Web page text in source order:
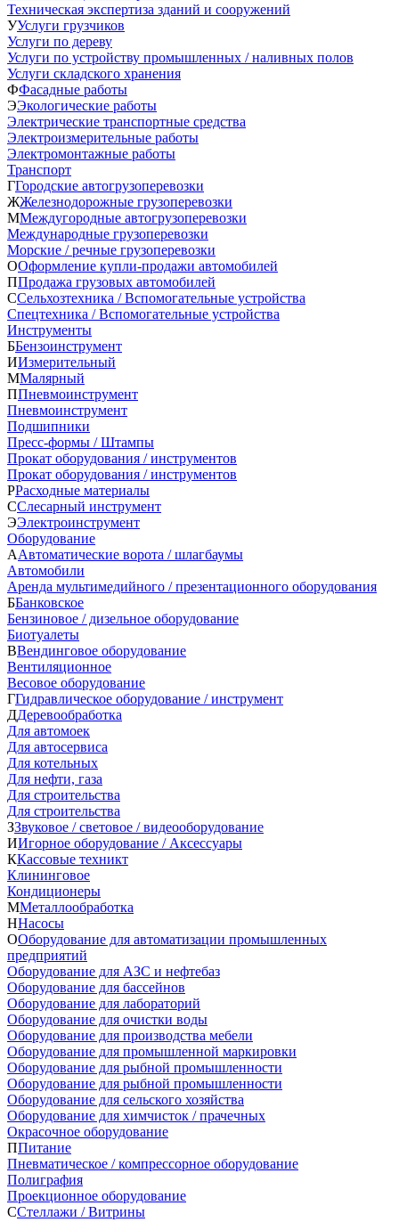
Техническая экспертиза зданий и сооружений
УУслуги грузчиков
Услуги по дереву
Услуги по устройству промышленных / наливных полов
Услуги складского хранения
ФФасадные работы
ЭЭкологические работы
Электрические транспортные средства
Электроизмерительные работы
Электромонтажные работы
Транспорт
ГГородские автогрузоперевозки
ЖЖелезнодорожные грузоперевозки
ММеждугородные автогрузоперевозки
Международные грузоперевозки
Морские / речные грузоперевозки
ООформление купли-продажи автомобилей
ППродажа грузовых автомобилей
ССельхозтехника / Вспомогательные устройства
Спецтехника / Вспомогательные устройства
Инструменты
ББензоинструмент
ИИзмерительный
ММалярный
ППневмоинструмент
Пневмоинструмент
Подшипники
Пресс-формы / Штампы
Прокат оборудования / инструментов
Прокат оборудования / инструментов
РРасходные материалы
ССлесарный инструмент
ЭЭлектроинструмент
Оборудование
ААвтоматические ворота / шлагбаумы
Автомобили
Аренда мультимедийного / презентационного оборудования
ББанковское
Бензиновое / дизельное оборудование
Биотуалеты
ВВендинговое оборудование
Вентиляционное
Весовое оборудование
ГГидравлическое оборудование / инструмент
ДДеревообработка
Для автомоек
Для автосервиса
Для котельных
Для нефти, газа
Для строительства
Для строительства
ЗЗвуковое / световое / видеооборудование
ИИгорное оборудование / Аксессуары
ККассовые техникт
Клининговое
Кондиционеры
ММеталлообработка
ННасосы
ООборудование для автоматизации промышленных
предприятий
Оборудование для АЗС и нефтебаз
Оборудование для бассейнов
Оборудование для лабораторий
Оборудование для очистки воды
Оборудование для производства мебели
Оборудование для промышленной маркировки
Оборудование для рыбной промышленности
Оборудование для рыбной промышленности
Оборудование для сельского хозяйства
Оборудование для химчисток / прачечных
Окрасочное оборудование
ППитание
Пневматическое / компрессорное оборудование
Полиграфия
Проекционное оборудование
ССтеллажи / Витрины